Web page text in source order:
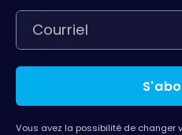
Vous avez la possibilité de changer